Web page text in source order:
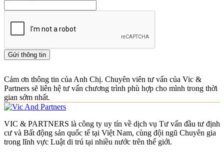
Gửi thông tin
Cảm ơn thông tin của Anh Chị. Chuyên viên tư vấn của Vic &
Partners sẽ liên hệ tư vấn chương trình phù hợp cho mình trong thời
gian sớm nhất.
VIC & PARTNERS là công ty uy tín về dịch vụ Tư vấn đầu tư định
cư và Bất động sản quốc tế tại Việt Nam, cùng đội ngũ Chuyên gia
trong lĩnh vực Luật di trú tại nhiều nước trên thế giới.